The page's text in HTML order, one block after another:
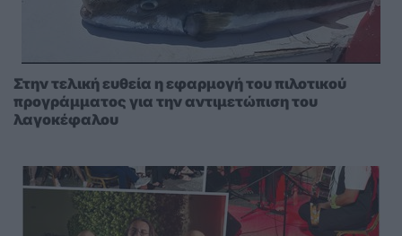
Στην τελική ευθεία η εφαρμογή του πιλοτικού
προγράμματος για την αντιμετώπιση του
λαγοκέφαλου